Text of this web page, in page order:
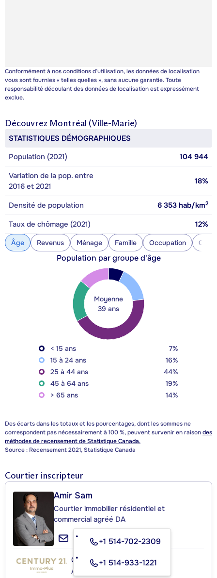
Conformément à nosconditions d’utilisation, les données de localisation
vous sont fournies « telles quelles », sans aucune garantie. Toute
responsabilité découlant des données de localisation est expressément
exclue.
Découvrez Montréal (Ville-Marie)
STATISTIQUES DÉMOGRAPHIQUES
Population (2021)
104 944
Variation de la pop. entre
2016 et 2021
18%
Densité de population 6 353 hab/km2
Taux de chômage (2021) 12%
Âge Revenus Ménage Famille Occupation
Population par groupe d'âge
Moyenne
39 ans
< 15 ans
7%
15 à 24 ans
16%
25 à 44 ans
44%
45 à 64 ans
19%
> 65 ans
14%
Des écarts dans les totaux et les pourcentages, dont les sommes ne
correspondent pas nécessairement à 100 %, peuvent survenir en raisondes
méthodes de recensement de Statistique Canada.
Source : Recensement 2021, Statistique Canada
Courtier inscripteur
Amir Sam
Courtier immobilier résidentiel et
commercial agréé DA
+1 514-702-2309
+1 514-933-1221
CENTURY 21 IMMO-PLUS
Agence immobilière